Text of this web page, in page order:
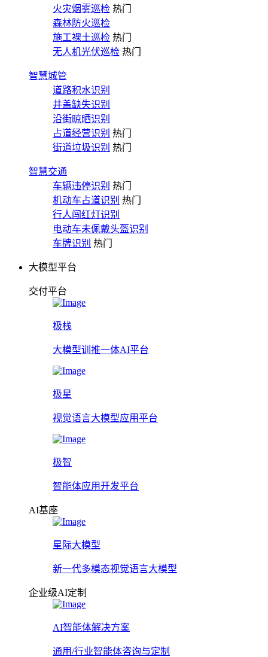
火灾烟雾巡检 热门
森林防火巡检
施工裸土巡检 热门
无人机光伏巡检 热门
智慧城管
道路积水识别
井盖缺失识别
沿街晾晒识别
占道经营识别 热门
街道垃圾识别 热门
智慧交通
车辆违停识别 热门
机动车占道识别 热门
行人闯红灯识别
电动车未佩戴头盔识别
车牌识别 热门
大模型平台
交付平台
极栈
大模型训推一体AI平台
极星
视觉语言大模型应用平台
极智
智能体应用开发平台
AI基座
星际大模型
新一代多模态视觉语言大模型
企业级AI定制
AI智能体解决方案
通用/行业智能体咨询与定制